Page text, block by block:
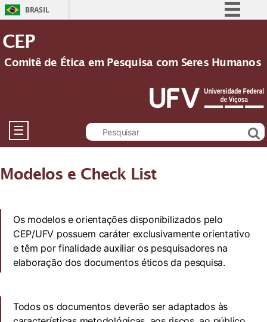
BRASIL
Participe
Acesso à informação
Legislação
Canais
CEP
Comitê de Ética em Pesquisa com Seres Humanos
☰
Modelos e Check List
Os modelos e orientações disponibilizados pelo
CEP/UFV possuem caráter exclusivamente orientativo
e têm por finalidade auxiliar os pesquisadores na
elaboração dos documentos éticos da pesquisa.
Todos os documentos deverão ser adaptados às